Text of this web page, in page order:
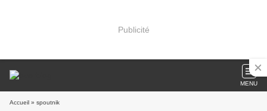
Publicité
MENU
Accueil » spoutnik